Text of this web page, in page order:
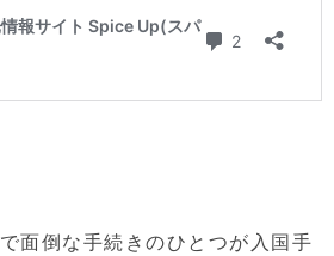
面倒な手続きのひとつが入国手